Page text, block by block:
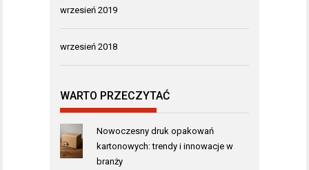
wrzesień 2019
wrzesień 2018
WARTO PRZECZYTAĆ
Nowoczesny druk opakowań
kartonowych: trendy i innowacje w
branży